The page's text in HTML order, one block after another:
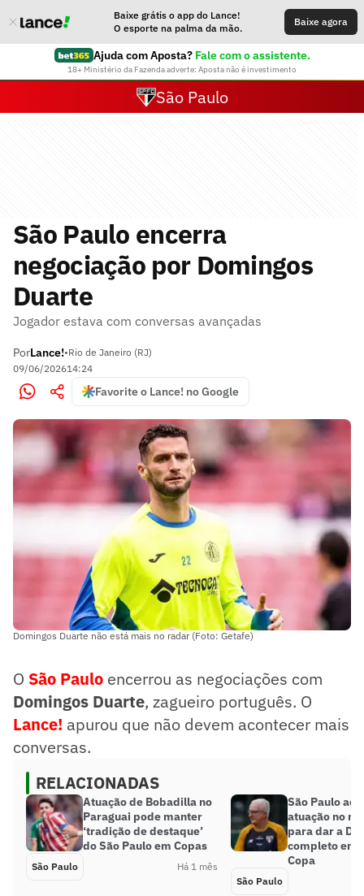
Baixe grátis o app do Lance!
O esporte na palma da mão.
Baixe agora
Ajuda com Aposta? Fale com o assistente.
18+ Ministério da Fazenda adverte: Aposta não é investimento
São Paulo
São Paulo encerra
negociação por Domingos
Duarte
Jogador estava com conversas avançadas
PorLance!•Rio de Janeiro (RJ)
09/06/202614:24
Favorite o Lance! no Google
Domingos Duarte não está mais no radar (Foto: Getafe)
O São Paulo encerrou as negociações com
Domingos Duarte, zagueiro português. O
Lance! apurou que não devem acontecer mais
conversas.
RELACIONADAS
Atuação de Bobadilla no
Paraguai pode manter
‘tradição de destaque’
do São Paulo em Copas
São Paulo Há 1 mês
São Paulo
atuação no
para dar a
completo em
Copa
São Paulo